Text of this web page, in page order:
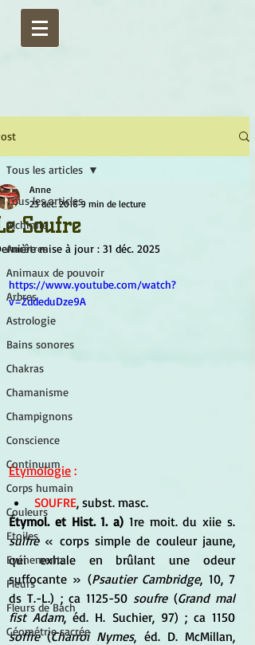
Tous les articles
Alchimie
Ancêtres
Animaux de pouvoir
Arbres
Astrologie
Bains sonores
Chakras
Chamanisme
Champignons
Conscience
Continuum
Corps humain
Couleurs
Etoiles
Evénements
Fleurs
Fleurs de Bach
Géométrie sacrée
Tous les articles
Soufre
Anne
23 déc. 2016 9 min de lecture
mise à jour : 31 déc. 2025
https://www.youtube.com/watch?
v=ZddeduDze9A
Étymologie :
SOUFRE, subst. masc.
Étymol. et Hist. 1. a)
sulfre « corps simple de couleur jaune,
qui exhale en brûlant une odeur
suffocante » (Psautier Cambridge, 10, 7
ds T.-L.) ; ca 1125-50 soufre (Grand mal
fist Adam
soffre (Charroi Nymes, éd. D. McMillan,